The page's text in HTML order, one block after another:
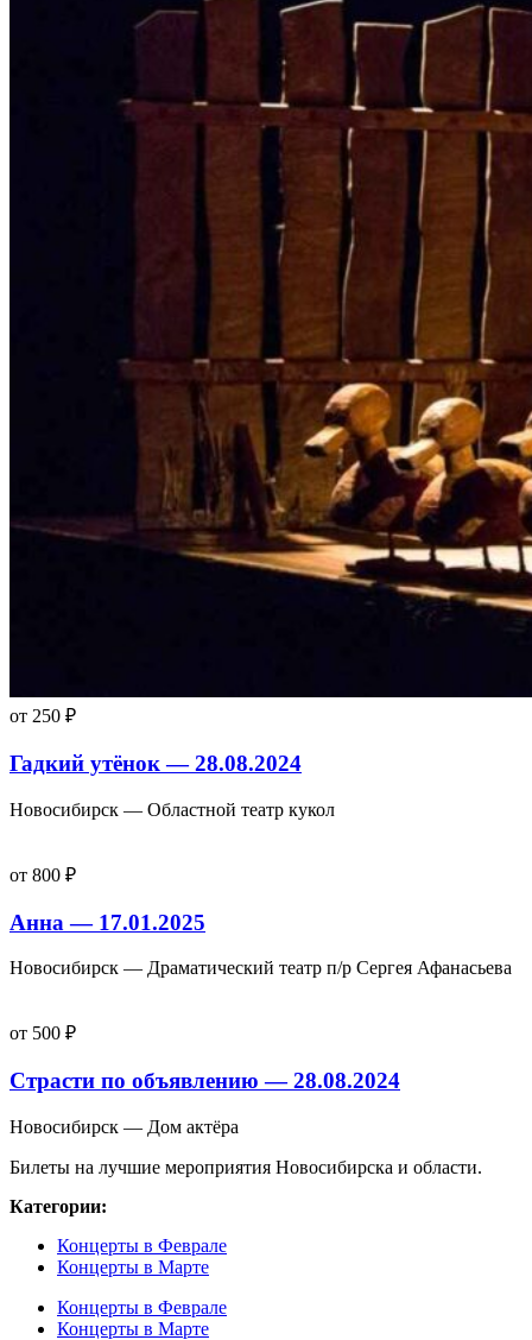
от 250 ₽
Гадкий утёнок — 28.08.2024
Новосибирск — Областной театр кукол
от 800 ₽
Анна — 17.01.2025
Новосибирск — Драматический театр п/р Сергея Афанасьева
от 500 ₽
Страсти по объявлению — 28.08.2024
Новосибирск — Дом актёра
Билеты на лучшие мероприятия Новосибирска и области.
Категории:
Концерты в Феврале
Концерты в Марте
Концерты в Феврале
Концерты в Марте